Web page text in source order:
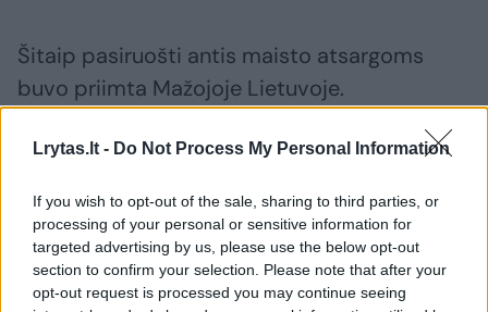
Lrytas.lt - Do Not Process My Personal Information
If you wish to opt-out of the sale, sharing to third parties, or
processing of your personal or sensitive information for
targeted advertising by us, please use the below opt-out
section to confirm your selection. Please note that after your
opt-out request is processed you may continue seeing
Šitaip pasiruošti antis maisto atsargoms
buvo priimta Mažojoje Lietuvoje.
ištraukiodavo padaigus, pamerkdavo į
ir pakabindavo sausoje, vėsioje vietoje arba
kriautėje nokti (Karaliaučiaus krašte, kaip ir
Suvalkijoje, kriaute vadino vietą prie kamino